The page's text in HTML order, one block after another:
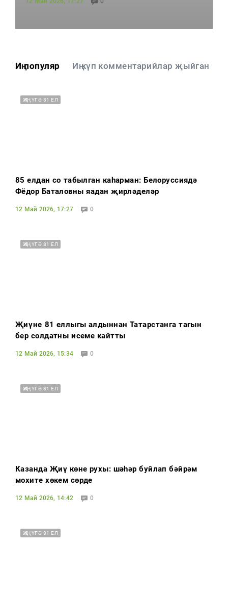
Тагын
Иң популяр Иң күп комментарийлар җыйган
ҖИҢҮГӘ 81 ЕЛ
85 елдан соң табылган каһарман: Белоруссиядә
Фёдор Баталовны яңадан җирләделәр
12 Май 2026, 17:27 0
ҖИҢҮГӘ 81 ЕЛ
Җиңүнең 81 еллыгы алдыннан Татарстанга тагын
бер солдатның исеме кайтты
12 Май 2026, 15:34 0
ҖИҢҮГӘ 81 ЕЛ
Казанда Җиңү көне рухы: шәһәр буйлап бәйрәм
мохите хөкем сөрде
12 Май 2026, 14:42 0
ҖИҢҮГӘ 81 ЕЛ